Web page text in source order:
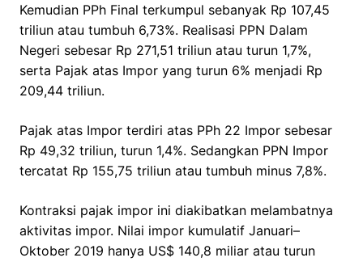
Kemudian PPh Final terkumpul sebanyak Rp 107,45
triliun atau tumbuh 6,73%. Realisasi PPN Dalam
Negeri sebesar Rp 271,51 triliun atau turun 1,7%,
serta Pajak atas Impor yang turun 6% menjadi Rp
209,44 triliun.
Pajak atas Impor terdiri atas PPh 22 Impor sebesar
Rp 49,32 triliun, turun 1,4%. Sedangkan PPN Impor
tercatat Rp 155,75 triliun atau tumbuh minus 7,8%.
Kontraksi pajak impor ini diakibatkan melambatnya
aktivitas impor. Nilai impor kumulatif Januari–
Oktober 2019 hanya US$ 140,8 miliar atau turun